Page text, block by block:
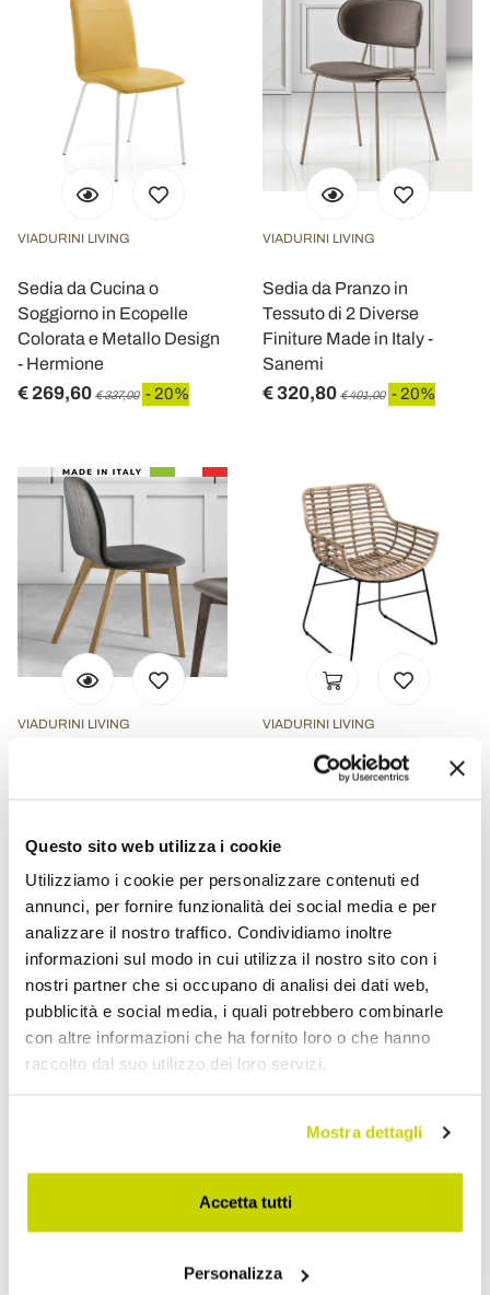
Questo sito web utilizza i cookie
Utilizziamo i cookie per personalizzare contenuti ed
annunci, per fornire funzionalità dei social media e per
analizzare il nostro traffico. Condividiamo inoltre
informazioni sul modo in cui utilizza il nostro sito con i
nostri partner che si occupano di analisi dei dati web,
pubblicità e social media, i quali potrebbero combinarle
con altre informazioni che ha fornito loro o che hanno
raccolto dal suo utilizzo dei loro servizi.
Mostra dettagli
Accetta tutti
Personalizza
VIADURINI LIVING
Sedia da Cucina o
Soggiorno in Ecopelle
Colorata e Metallo Design
- Hermione
€ 269,60 € 337,00 - 20%
VIADURINI LIVING
Sedia da Pranzo in
Tessuto di 2 Diverse
Finiture Made in Italy -
Sanemi
€ 320,80 € 401,00 - 20%
VIADURINI LIVING
Italy - Nezoku
€ 369,60 € 462,00 - 20%
VIADURINI LIVING
Poltroncina da Soggiorno
€ 224,00 € 280,00 - 20%
Tessuto Colorato e Metallo
VIADURINI LIVING
Monoscocca e Cuoio